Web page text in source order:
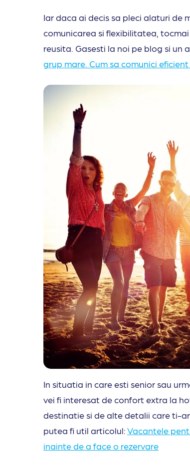
Iar daca ai decis sa pleci alaturi de
comunicarea si flexibilitatea,
reusita. Gasesti la noi pe blog si un
grup mare. Cum sa comunici
In situatia in care esti senior sau
vei fi interesat de confort extra la
destinatie si de alte detalii care ti-
putea fi util articolul:Vacantele
inainte de a face o rezervare